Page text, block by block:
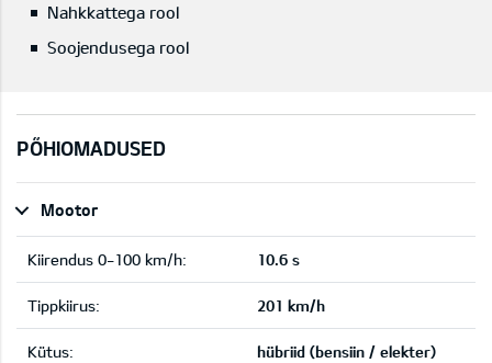
Nahkkattega rool
Soojendusega rool
PÕHIOMADUSED
Mootor
Kiirendus 0-100 km/h: 10.6 s
Tippkiirus: 201 km/h
Kütus: hübriid (bensiin / elekter)